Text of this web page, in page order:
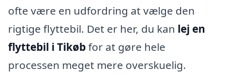
ofte være en udfordring at vælge den
rigtige flyttebil. Det er her, du kan lej en
flyttebil i Tikøbfor at gøre hele
processen meget mere overskuelig.